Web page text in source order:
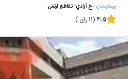
بیمارستان |خ آزادي- تقاطع ارتش
4.5
(
11رای )